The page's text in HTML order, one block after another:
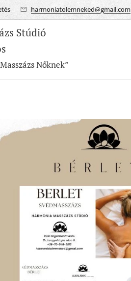
harmoniatolemneked@gmail.com
Stúdió
Nőknek”